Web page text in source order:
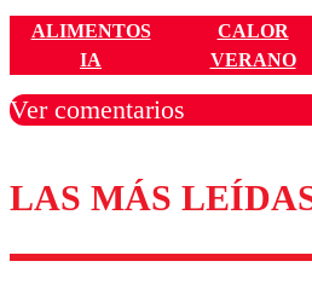
ALIMENTOS CALOR
IA
VERANO
Ver comentarios
Los comentarios son
diálogo
LAS MÁS